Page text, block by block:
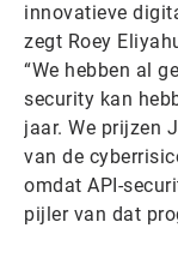
innovatieve
zegt Roey
“We hebben al
security kan
jaar. We prijzen
van de
omdat API-
pijler van dat